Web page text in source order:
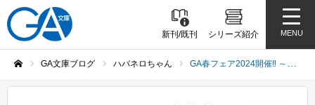
新刊/既刊 シリーズ紹介 MENU
GA文庫ブログ ハバネロちゃん GA春フェア2024開催‼ ～豪華プレゼント企画～